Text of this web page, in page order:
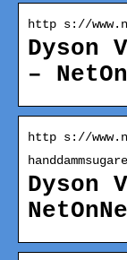
http s://
Dyson
–
http s://
handdammsugare
Dyson